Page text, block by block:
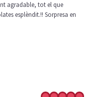
agradable, tot el que
esplèndit.!! Sorpresa en